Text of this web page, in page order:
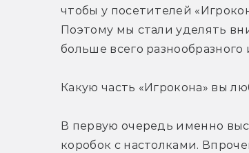
чтобы у посетителей
Поэтому мы стали уделять
больше всего разнообразного
Какую часть «Игрокона» вы
В первую очередь именно
коробок с настолками.